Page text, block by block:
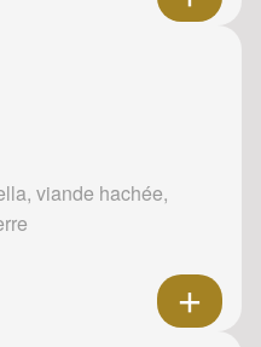
viande hachée,